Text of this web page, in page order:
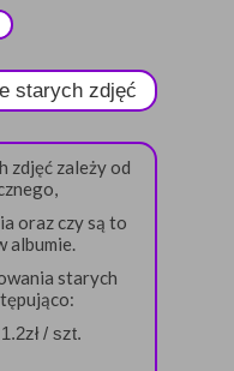
zdjęć zależy od
oraz czy są to
albumie.
starych
/ szt.
starych zdjęć